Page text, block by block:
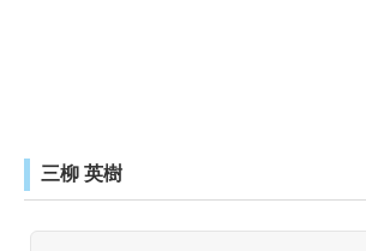
三柳 英樹